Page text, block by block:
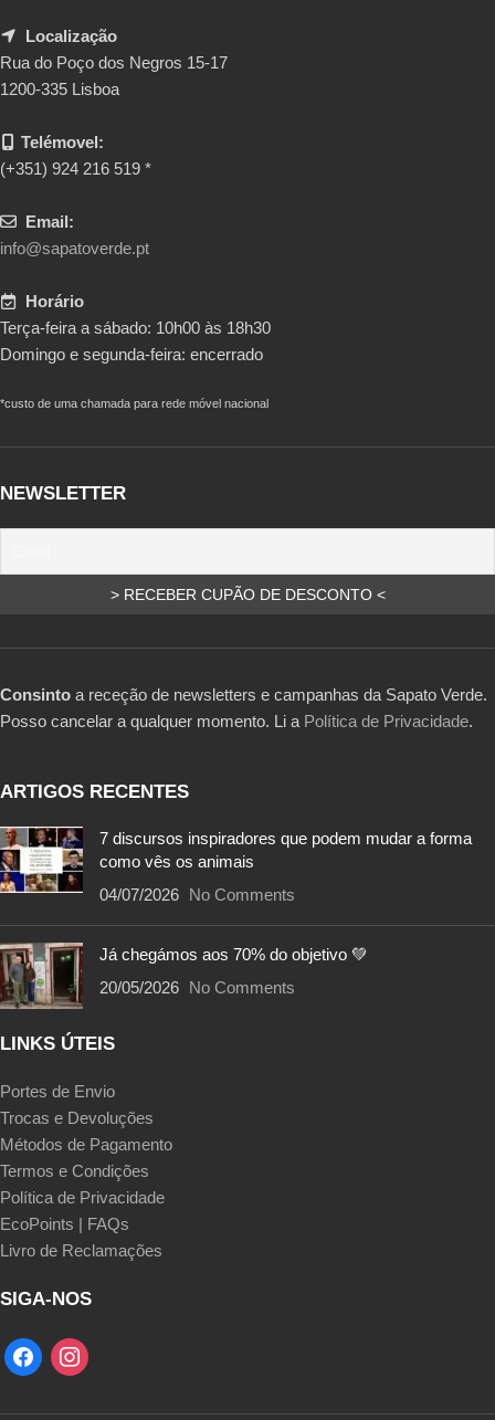
Localização
Rua do Poço dos Negros 15-17
1200-335 Lisboa
Telémovel:
(+351) 924 216 519 *
Email:
info@sapatoverde.pt
Horário
Terça-feira a sábado: 10h00 às 18h30
Domingo e segunda-feira: encerrado
*custo de uma chamada para rede móvel nacional
NEWSLETTER
Consinto a receção de newsletters e campanhas da Sapato Verde.
Posso cancelar a qualquer momento. Li a Política de Privacidade.
ARTIGOS RECENTES
7 discursos inspiradores que podem mudar a forma
como vês os animais
04/07/2026 No Comments
Já chegámos aos 70% do objetivo 💚
20/05/2026 No Comments
LINKS ÚTEIS
Portes de Envio
Trocas e Devoluções
Métodos de Pagamento
Termos e Condições
Política de Privacidade
EcoPoints | FAQs
Livro de Reclamações
SIGA-NOS